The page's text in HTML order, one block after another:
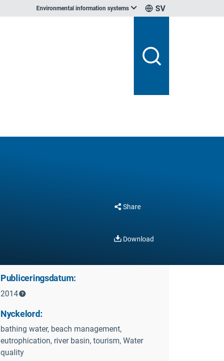
Environmental information systems SV
Share
Download
Publiceringsdatum:
2014
Nyckelord:
bathing water, beach management,
eutrophication, river basin, tourism, Water
quality